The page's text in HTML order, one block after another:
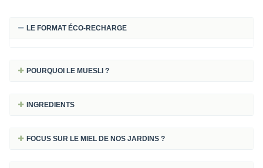
LE FORMAT ÉCO-RECHARGE
POURQUOI LE MUESLI ?
INGREDIENTS
FOCUS SUR LE MIEL DE NOS JARDINS ?